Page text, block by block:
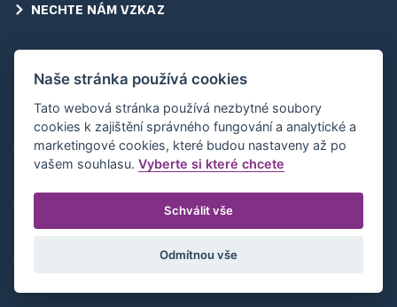
NECHTE NÁM VZKAZ
YOUTUBE
Pondělí a středa
8.00 - 17.00
8.00 - 16.00
8.00 - 12.00
Naše stránka používá cookies
Tato webová stránka používá nezbytné soubory
cookies k zajištění správného fungování a analytické a
marketingové cookies, které budou nastaveny až po
vašem souhlasu.Vyberte si které chcete
Schválit vše
Odmítnou vše